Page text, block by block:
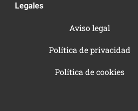
Legales
Aviso legal
Política de privacidad
Política de cookies